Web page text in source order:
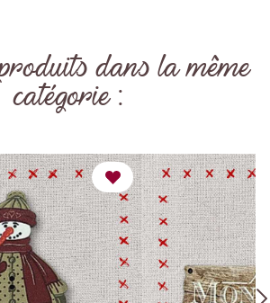
dans la même
catégorie :